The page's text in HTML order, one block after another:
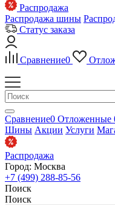
Распродажа
Распродажа шины
Статус заказа
Сравнение0
Сравнение0 Отложенные
Шины Акции Услуги
Распродажа
Город: Москва
+7 (499) 288-85-56
Поиск
Поиск